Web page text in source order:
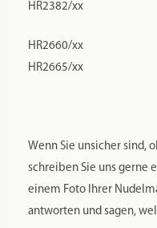
HR2382/xx
HR2660/xx
HR2665/xx
Wenn Sie unsicher sind,
schreiben Sie uns gerne
einem Foto Ihrer
antworten und sagen,